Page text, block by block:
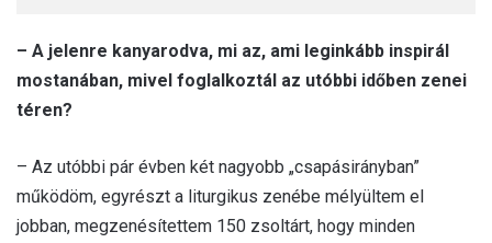
– A jelenre kanyarodva, mi az, ami leginkább inspirál
mostanában, mivel foglalkoztál az utóbbi időben zenei
téren?
– Az utóbbi pár évben két nagyobb „csapásirányban”
működöm, egyrészt a liturgikus zenébe mélyültem el
jobban, megzenésítettem 150 zsoltárt, hogy minden